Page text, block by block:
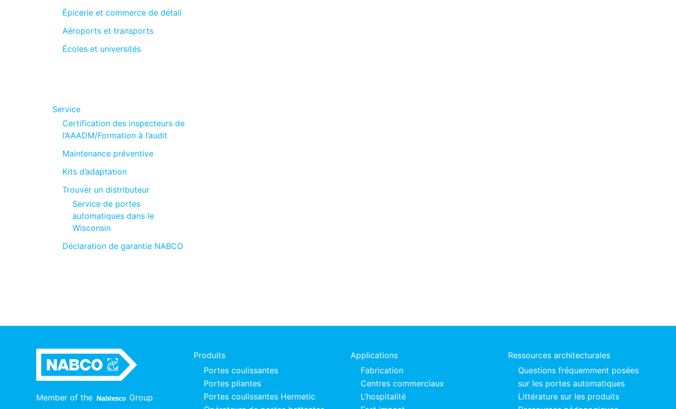
Épicerie et commerce de détail
Aéroports et transports
Écoles et universités
Service
Certification des inspecteurs de
l’AAADM/Formation à l’audit
Maintenance préventive
Kits d’adaptation
Trouver un distributeur
Service de portes
automatiques dans le
Wisconsin
Déclaration de garantie NABCO
Member of the Group
Produits
Portes coulissantes
Portes pliantes
Portes coulissantes Hermetic
Applications
Fabrication
Centres commerciaux
L’hospitalité
Ressources architecturales
Questions fréquemment posées
sur les portes automatiques
Littérature sur les produits